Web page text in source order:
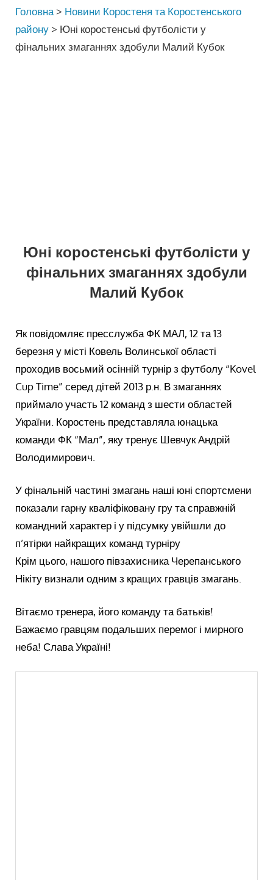
Головна > Новини Коростеня та Коростенського
району > Юні коростенські футболісти у
фінальних змаганнях здобули Малий Кубок
Юні коростенські футболісти у
фінальних змаганнях здобули
Малий Кубок
Як повідомляє пресслужба ФК МАЛ, 12 та 13
березня у місті Ковель Волинської області
проходив восьмий осінній турнір з футболу “Kovel
Cup Time” серед дітей 2013 р.н. В змаганнях
приймало участь 12 команд з шести областей
України. Коростень представляла юнацька
команди ФК “Мал”, яку тренує Шевчук Андрій
Володимирович.
У фінальній частині змагань наші юні спортсмени
показали гарну кваліфіковану гру та справжній
командний характер і у підсумку увійшли до
п’ятірки найкращих команд турніру
Крім цього, нашого півзахисника Черепанського
Нікіту визнали одним з кращих гравців змагань.
Вітаємо тренера, його команду та батьків!
Бажаємо гравцям подальших перемог і мирного
неба! Слава Україні!